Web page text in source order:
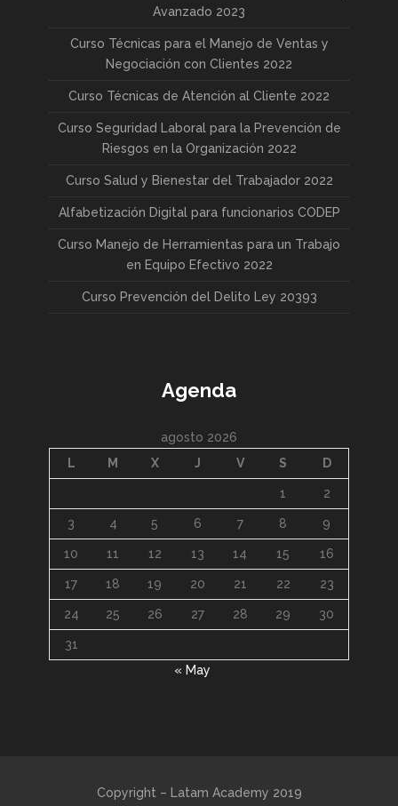
Avanzado 2023
Curso Técnicas para el Manejo de Ventas y
Negociación con Clientes 2022
Curso Técnicas de Atención al Cliente 2022
Curso Seguridad Laboral para la Prevención de
Riesgos en la Organización 2022
Curso Salud y Bienestar del Trabajador 2022
Alfabetización Digital para funcionarios CODEP
Curso Manejo de Herramientas para un Trabajo
en Equipo Efectivo 2022
Curso Prevención del Delito Ley 20393
Agenda
agosto 2026
L
M X J V S D
1 2
3 4 5 6 7 8 9
10 11 12 13 14 15 16
17 18 19 20 21 22 23
24 25 26 27 28 29 30
31
« May
Copyright – Latam Academy 2019